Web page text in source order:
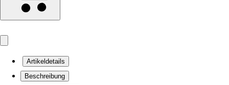
Artikeldetails
Beschreibung